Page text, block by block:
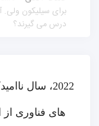
برای سیلیکون ولی.
درس می گیرند؟
2022، سال
های فناوری